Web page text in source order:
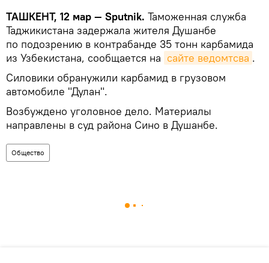
ТАШКЕНТ, 12 мар — Sputnik. Таможенная служба
Таджикистана задержала жителя Душанбе
по подозрению в контрабанде 35 тонн карбамида
из Узбекистана, сообщается на сайте ведомтсва .
Силовики обранужили карбамид в грузовом
автомобиле "Дулан".
Возбуждено уголовное дело. Материалы
направлены в суд района Сино в Душанбе.
Общество